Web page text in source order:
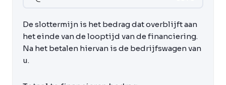
De slottermijn is het bedrag dat overblijft aan
het einde van de looptijd van de financiering.
Na het betalen hiervan is de bedrijfswagen van
u.